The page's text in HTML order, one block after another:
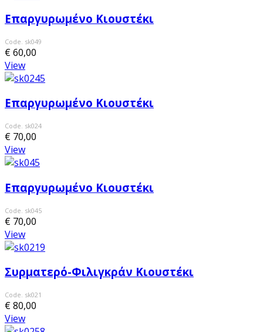
Επαργυρωμένο Κιουστέκι
Code. sk049
€ 60,00
View
Επαργυρωμένο Κιουστέκι
Code. sk024
€ 70,00
View
Επαργυρωμένο Κιουστέκι
Code. sk045
€ 70,00
View
Συρματερό-Φιλιγκράν Κιουστέκι
Code. sk021
€ 80,00
View